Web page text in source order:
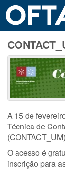
A 15 de
Técnica de
O acesso é
inscrição para